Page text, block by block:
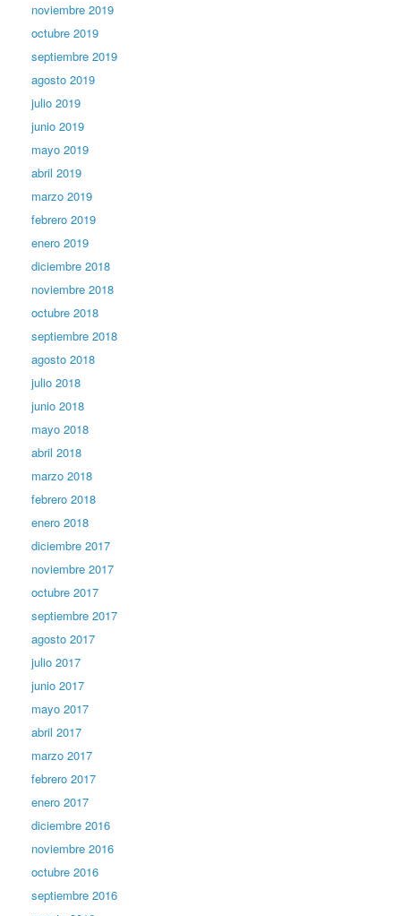
noviembre 2019
octubre 2019
septiembre 2019
agosto 2019
julio 2019
junio 2019
mayo 2019
abril 2019
marzo 2019
febrero 2019
enero 2019
diciembre 2018
noviembre 2018
octubre 2018
septiembre 2018
agosto 2018
julio 2018
junio 2018
mayo 2018
abril 2018
marzo 2018
febrero 2018
enero 2018
diciembre 2017
noviembre 2017
octubre 2017
septiembre 2017
agosto 2017
julio 2017
junio 2017
mayo 2017
abril 2017
marzo 2017
febrero 2017
enero 2017
diciembre 2016
noviembre 2016
octubre 2016
septiembre 2016